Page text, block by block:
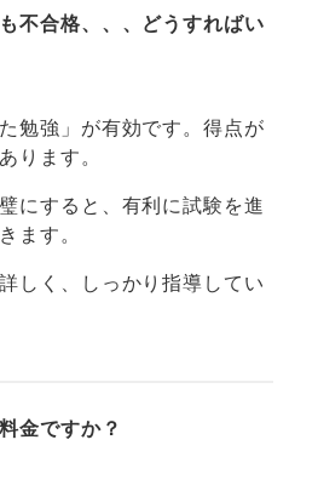
不合格、、、どうすればい
勉強」が有効です。得点が
ります。
にすると、有利に試験を進
ます。
しく、しっかり指導してい
金ですか？